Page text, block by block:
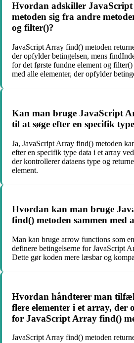
Hvordan adskiller
metoden sig fra andre
og filter()?
JavaScript Array find() metoden
der opfylder betingelsen, mens
for det første fundne element og
med alle elementer, der opfylder
Kan man bruge JavaScript
til at søge efter en specifik
Ja, JavaScript Array find() metoden
efter en specifik type data i et array
der kontrollerer dataens type og
element.
Hvordan kan man bruge
find() metoden sammen med
Man kan bruge arrow functions som
definere betingelserne for JavaScript
Dette gør koden mere læsbar og
Hvordan håndterer man
flere elementer i et array, der
for JavaScript Array find()
JavaScript Array find() metoden